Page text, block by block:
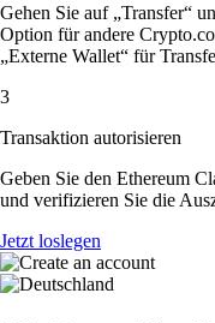
Gehen Sie auf „Transfer“
Option für andere
„Externe Wallet“ für
3
Transaktion autorisieren
Geben Sie den Ethereum
und verifizieren Sie die
Jetzt loslegen